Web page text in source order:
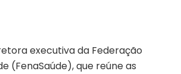
executiva da Federação
(FenaSaúde), que reúne as